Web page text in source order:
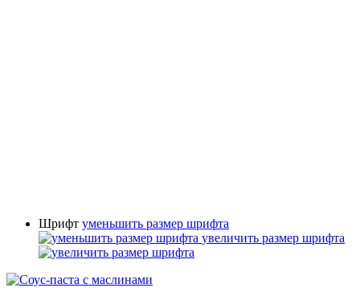
Шрифт уменьшить размер шрифта
увеличить размер шрифта